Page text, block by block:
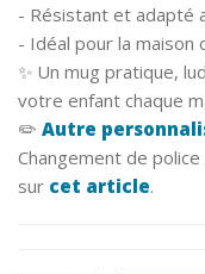
- Résistant et adapté
- Idéal pour la maison
✨ Un mug pratique,
votre enfant chaque
✏️ Autre
Changement de
sur cet article.